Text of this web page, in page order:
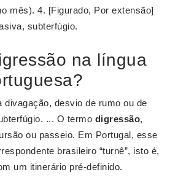
mês). 4. [Figurado, Por extensão]
subterfúgio.
na língua
divagação, desvio de rumo ou de
... O termo digressão,
ou passeio. Em Portugal, esse
brasileiro “turnê”, isto é,
um itinerário pré-definido.